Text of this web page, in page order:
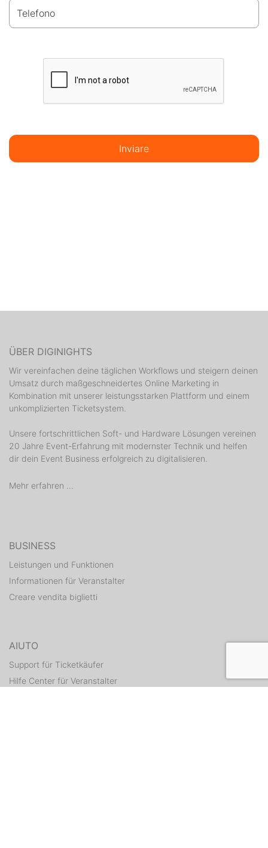
Telefono
Inviare
ÜBER DIGINIGHTS
Wir vereinfachen deine täglichen Workflows und steigern deinen
Umsatz durch maßgeschneidertes Online Marketing in
Kombination mit unserer leistungsstarken Plattform und einem
unkomplizierten Ticketsystem.
Unsere fortschrittlichen Soft- und Hardware Lösungen vereinen
20 Jahre Event-Erfahrung mit modernster Technik und helfen
dir dein Event Business erfolgreich zu digitalisieren.
Mehr erfahren ...
BUSINESS
Leistungen und Funktionen
Informationen für Veranstalter
Creare vendita biglietti
AIUTO
Support für Ticketkäufer
Hilfe Center für Veranstalter